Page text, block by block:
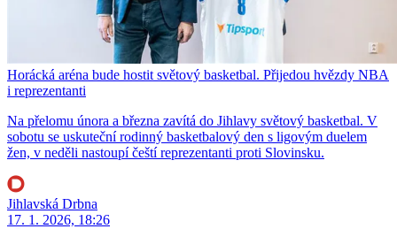
Horácká aréna bude hostit světový basketbal. Přijedou hvězdy NBA
i reprezentanti
Na přelomu února a března zavítá do Jihlavy světový basketbal. V
sobotu se uskuteční rodinný basketbalový den s ligovým duelem
žen, v neděli nastoupí čeští reprezentanti proti Slovinsku.
Jihlavská Drbna
17. 1. 2026, 18:26